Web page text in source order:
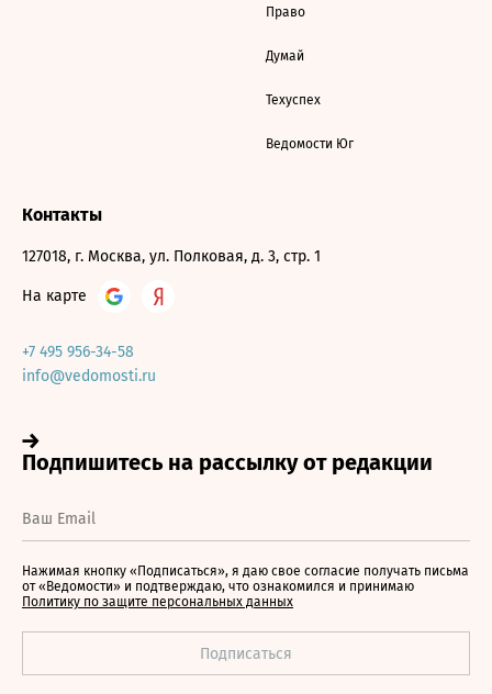
Право
Думай
Техуспех
Ведомости Юг
Контакты
127018, г. Москва, ул. Полковая, д. 3, стр. 1
На карте
+7 495 956-34-58
info@vedomosti.ru
Нажимая кнопку «Подписаться», я даю свое согласие получать письма
от «Ведомости» и подтверждаю, что ознакомился и принимаю
Политику по защите персональных данных